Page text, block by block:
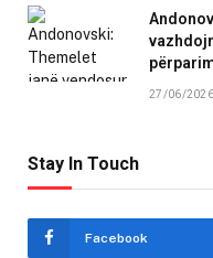
27/06/2026
Stay In Touch
Facebook